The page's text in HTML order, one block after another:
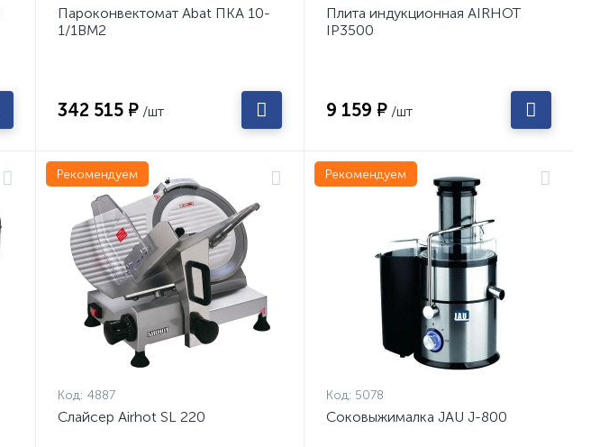
Пароконвектомат Abat ПКА 10-
1/1ВМ2
342 515 ₽ /шт
Плита индукционная AIRHOT
IP3500
9 159 ₽ /шт
Рекомендуем
Код: 4887
Слайсер Airhot SL 220
Рекомендуем
Код: 5078
Соковыжималка JAU J-800